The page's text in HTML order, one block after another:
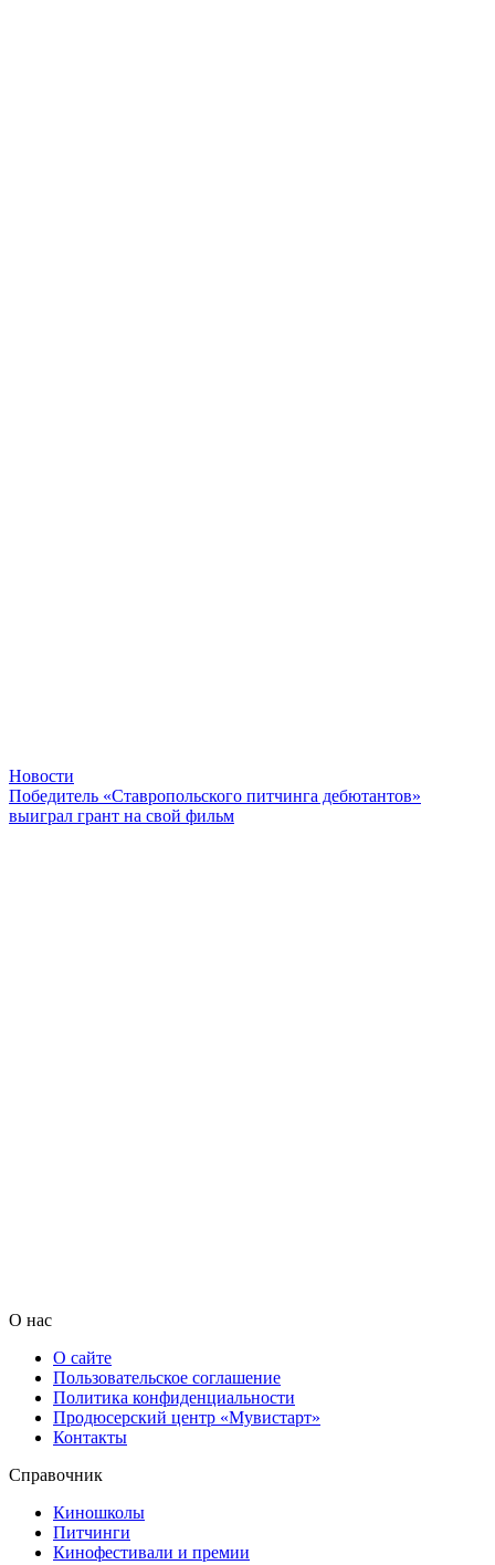
Новости
Победитель «Ставропольского питчинга дебютантов»
выиграл грант на свой фильм
О нас
О сайте
Пользовательское соглашение
Политика конфиденциальности
Продюсерский центр «Мувистарт»
Контакты
Справочник
Киношколы
Питчинги
Кинофестивали и премии